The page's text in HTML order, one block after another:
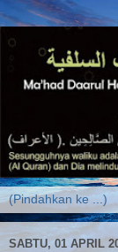
SABTU, 01 APRIL